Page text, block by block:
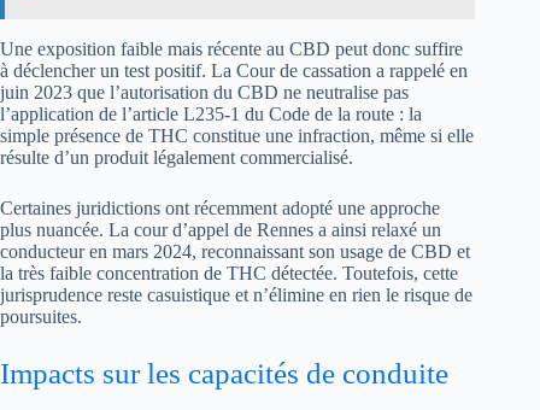
Une exposition faible mais récente au CBD peut donc suffire
à déclencher un test positif. La Cour de cassation a rappelé en
juin 2023 que l’autorisation du CBD ne neutralise pas
l’application de l’article L235-1 du Code de la route : la
simple présence de THC constitue une infraction, même si elle
résulte d’un produit légalement commercialisé.
Certaines juridictions ont récemment adopté une approche
plus nuancée. La cour d’appel de Rennes a ainsi relaxé un
conducteur en mars 2024, reconnaissant son usage de CBD et
la très faible concentration de THC détectée. Toutefois, cette
jurisprudence reste casuistique et n’élimine en rien le risque de
poursuites.
Impacts sur les capacités de conduite